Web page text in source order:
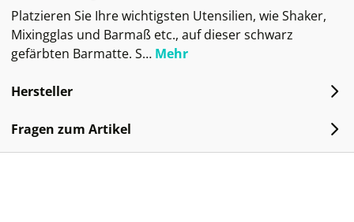
Platzieren Sie Ihre wichtigsten Utensilien, wie Shaker,
Mixingglas und Barmaß etc., auf dieser schwarz
gefärbten Barmatte. S… Mehr
Hersteller
Fragen zum Artikel